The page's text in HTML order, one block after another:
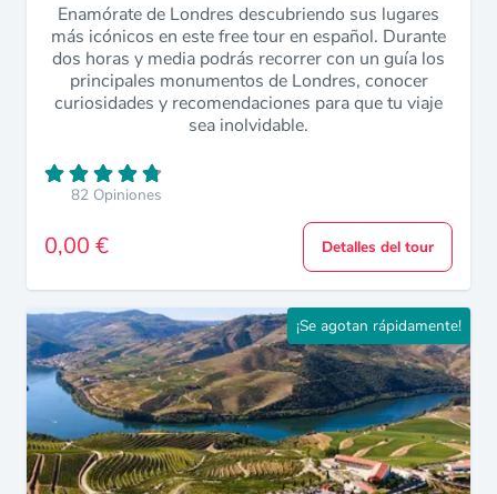
Enamórate de Londres descubriendo sus lugares
más icónicos en este free tour en español. Durante
dos horas y media podrás recorrer con un guía los
principales monumentos de Londres, conocer
curiosidades y recomendaciones para que tu viaje
sea inolvidable.
82 Opiniones
0,00 € Detalles del tour
¡Se agotan rápidamente!